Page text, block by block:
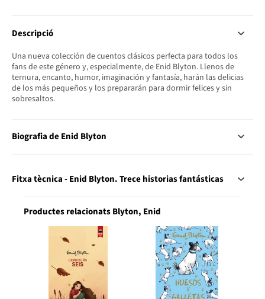
Descripció
Una nueva colección de cuentos clásicos perfecta para todos los
fans de este género y, especialmente, de Enid Blyton. Llenos de
ternura, encanto, humor, imaginación y fantasía, harán las delicias
de los más pequeños y los prepararán para dormir felices y sin
sobresaltos.
Biografia de Enid Blyton
Fitxa tècnica - Enid Blyton. Trece historias fantásticas
Productes relacionats Blyton, Enid